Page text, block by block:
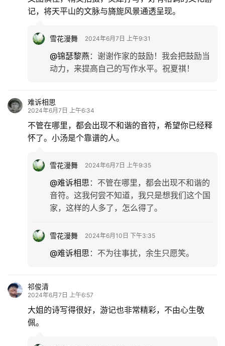
记，将天平山的文脉与旖旎风景通透呈现。
雪花漫舞 2024年6月7日 上午9:31
@锦瑟黎燕： 谢谢作家的鼓励！我会把鼓励当
动力，来提高自己的写作水平。祝夏祺！
难诉相思
2024年6月7日 上午6:34
不管在哪里，都会出现不和谐的音符，希望你已经释
怀了。小汤是个靠谱的人。
雪花漫舞 2024年6月7日 上午9:35
@难诉相思 ： 不管在哪里，都会出现不和谐的
音符。这我何尝不知道，我只是想我们这个国
家，这样的人多了，怎么得了。
雪花漫舞 2024年6月10日 下午3:35
@难诉相思 ： 不为往事扰，余生只愿笑。
祁俊清
2024年6月7日 上午6:57
大姐的诗写得很好，游记也非常精彩，不由心生敬
佩。